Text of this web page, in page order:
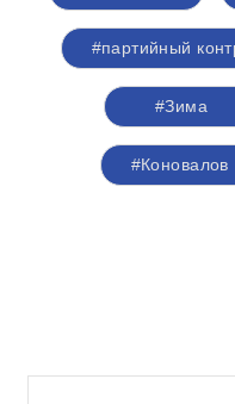
#партийный
#Зима
#Коновалов